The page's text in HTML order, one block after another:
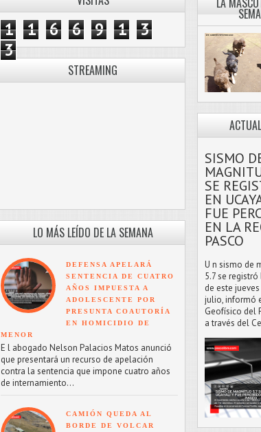
1 1 6 6 9 1
3
3
STREAMING
LO MÁS LEÍDO DE LA SEMANA
DEFENSA APELARÁ
SENTENCIA DE CUATRO
AÑOS IMPUESTA A
ADOLESCENTE POR
PRESUNTA COAUTORÍA
EN HOMICIDIO DE
MENOR
E l abogado Nelson Palacios Matos anunció
que presentará un recurso de apelación
contra la sentencia que impone cuatro años
de internamiento...
CAMIÓN QUEDA AL
BORDE DE VOLCAR
SISMO
SE
EN
FUE
EN LA
PASCO
U n sismo de
5.7 se
de este
julio, informó
Geofísico del
a través del